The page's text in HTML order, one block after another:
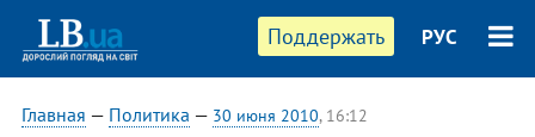
Поддержать РУС
Главная — Политика — 30 июня 2010, 16:12